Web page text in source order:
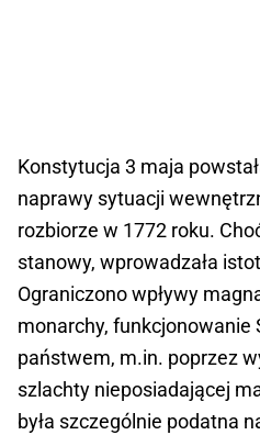
Konstytucja 3 maja
naprawy sytuacji
rozbiorze w 1772 roku.
stanowy, wprowadzała
Ograniczono wpływy
monarchy, funkcjonowanie
państwem, m.in. poprzez
szlachty nieposiadającej
była szczególnie podatna